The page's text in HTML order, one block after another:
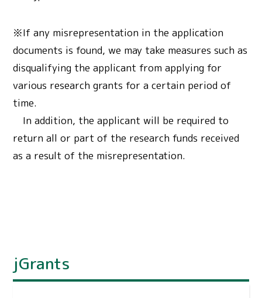
※If any misrepresentation in the application
documents is found, we may take measures such as
disqualifying the applicant from applying for
various research grants for a certain period of
time.
In addition, the applicant will be required to
return all or part of the research funds received
as a result of the misrepresentation.
jGrants